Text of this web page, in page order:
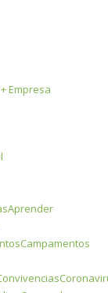
Empresa
Aprender
Campamentos